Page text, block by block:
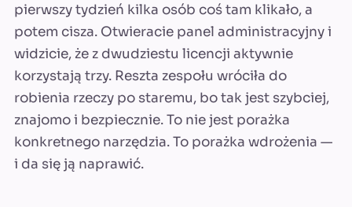
pierwszy tydzień kilka osób coś tam klikało, a
potem cisza. Otwieracie panel administracyjny i
widzicie, że z dwudziestu licencji aktywnie
korzystają trzy. Reszta zespołu wróciła do
robienia rzeczy po staremu, bo tak jest szybciej,
znajomo i bezpiecznie. To nie jest porażka
konkretnego narzędzia. To porażka wdrożenia —
i da się ją naprawić.